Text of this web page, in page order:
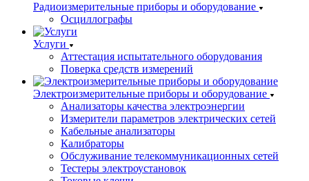
Радиоизмерительные приборы и оборудование
Осциллографы
Услуги
Аттестация испытательного оборудования
Поверка средств измерений
Электроизмерительные приборы и оборудование
Анализаторы качества электроэнергии
Измерители параметров электрических сетей
Кабельные анализаторы
Калибраторы
Обслуживание телекоммуникационных сетей
Тестеры электроустановок